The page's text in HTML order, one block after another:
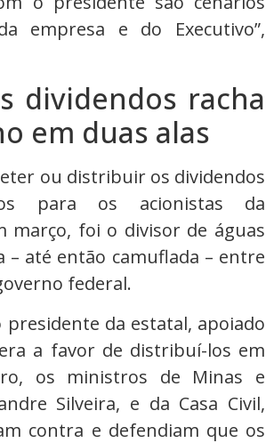
empresa e do Executivo”,
dividendos racha
em duas alas
ou distribuir os dividendos
para os acionistas da
março, foi o divisor de águas
– até então camuflada – entre
federal.
presidente da estatal, apoiado
a favor de distribuí-los em
os ministros de Minas e
Silveira, e da Casa Civil,
contra e defendiam que os